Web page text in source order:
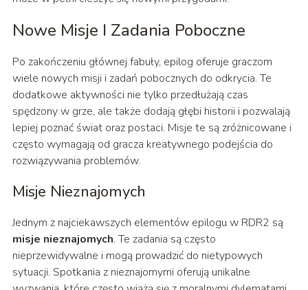
Nowe Misje I Zadania Poboczne
Po zakończeniu głównej fabuły, epilog oferuje graczom
wiele nowych misji i zadań pobocznych do odkrycia. Te
dodatkowe aktywności nie tylko przedłużają czas
spędzony w grze, ale także dodają głębi historii i pozwalają
lepiej poznać świat oraz postaci. Misje te są zróżnicowane i
często wymagają od gracza kreatywnego podejścia do
rozwiązywania problemów.
Misje Nieznajomych
Jednym z najciekawszych elementów epilogu w RDR2 są
misje nieznajomych. Te zadania są często
nieprzewidywalne i mogą prowadzić do nietypowych
sytuacji. Spotkania z nieznajomymi oferują unikalne